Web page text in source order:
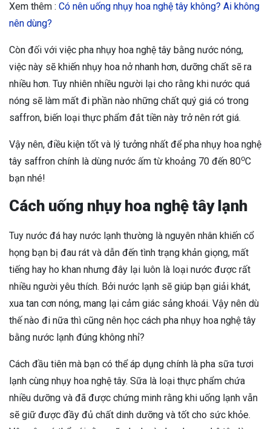
Xem thêm : Có nên uống nhụy hoa nghệ tây không? Ai không
nên dùng?
Còn đối với việc pha nhụy hoa nghệ tây bằng nước nóng,
việc này sẽ khiến nhụy hoa nở nhanh hơn, dưỡng chất sẽ ra
nhiều hơn. Tuy nhiên nhiều người lại cho rằng khi nước quá
nóng sẽ làm mất đi phần nào những chất quý giá có trong
saffron, biến loại thực phẩm đắt tiền này trở nên rớt giá.
Vậy nên, điều kiện tốt và lý tưởng nhất để pha nhụy hoa nghệ
tây saffron chính là dùng nước ấm từ khoảng 70 đến 80oC
bạn nhé!
Cách uống nhụy hoa nghệ tây lạnh
Tuy nước đá hay nước lạnh thường là nguyên nhân khiến cổ
họng bạn bị đau rát và dẫn đến tình trạng khản giọng, mất
tiếng hay ho khan nhưng đây lại luôn là loại nước được rất
nhiều người yêu thích. Bởi nước lạnh sẽ giúp bạn giải khát,
xua tan cơn nóng, mang lại cảm giác sảng khoái. Vậy nên dù
thế nào đi nữa thì cũng nên học cách pha nhụy hoa nghệ tây
bằng nước lạnh đúng không nhỉ?
Cách đầu tiên mà bạn có thể áp dụng chính là pha sữa tươi
lạnh cùng nhụy hoa nghệ tây. Sữa là loại thực phẩm chứa
nhiều dưỡng và đã được chứng minh rằng khi uống lạnh vẫn
sẽ giữ được đầy đủ chất dinh dưỡng và tốt cho sức khỏe.